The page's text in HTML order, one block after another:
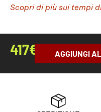
Scopri di più sui tempi
417€ AGGIUNGI